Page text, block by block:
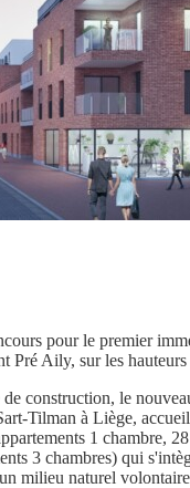
pour le premier
Pré Aily, sur les
de construction, le
Tilman à Liège,
1 chambre,
3 chambres) qui
milieu naturel